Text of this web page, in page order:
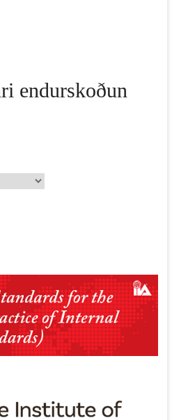
endurskoðun